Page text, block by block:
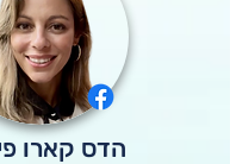
הדס קארו